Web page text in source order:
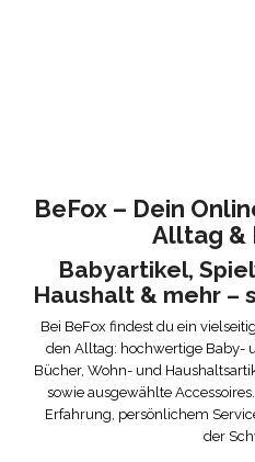
BeFox – Dein
Alltag &
Babyartikel,
Haushalt & mehr –
Bei BeFox findest du ein
den Alltag: hochwertige Baby-
Bücher, Wohn- und
sowie ausgewählte
Erfahrung, persönlichem
der